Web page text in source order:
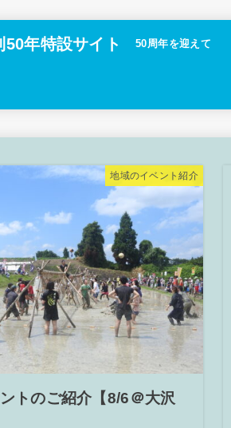
年特設サイト 50周年を迎えて
地域のイベント紹介
トのご紹介【8/6＠大沢